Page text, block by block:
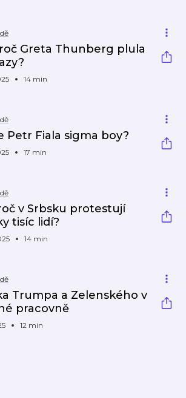
Greta Thunberg plula
14 min
Petr Fiala sigma boy?
17 min
v Srbsku protestují
tisíc lidí?
14 min
Trumpa a Zelenského v
pracovně
12 min